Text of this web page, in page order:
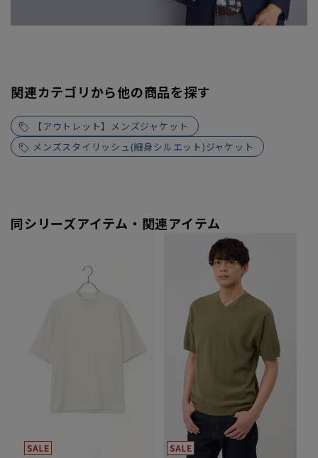
関連カテゴリから他の商品を探す
【アウトレット】メンズジャケット
メンズスタイリッシュ(細身シルエット)ジャケット
同シリーズアイテム・関連アイテム